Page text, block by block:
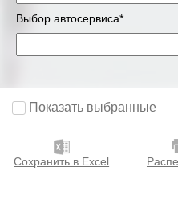
Выбор автосервиса*
Показать выбранные
Сохранить в Excel